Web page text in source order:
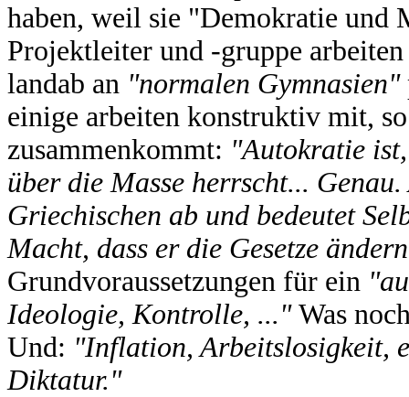
haben, weil sie "Demokratie und
Projektleiter und -gruppe
landab an "normalen Gymnasien"
einige arbeiten konstruktiv mit,
zusammenkommt: "Autokratie
über die Masse herrscht...
Griechischen ab und bedeutet
Macht, dass er die Gesetze
Grundvoraussetzungen für ein
Ideologie, Kontrolle, ..." Was
Und: "Inflation, Arbeitslosigkeit,
Diktatur."